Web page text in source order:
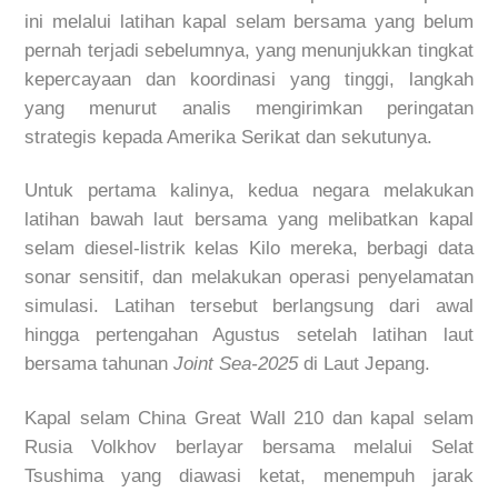
ini melalui latihan kapal selam bersama yang belum
pernah terjadi sebelumnya, yang menunjukkan tingkat
kepercayaan dan koordinasi yang tinggi, langkah
yang menurut analis mengirimkan peringatan
strategis kepada Amerika Serikat dan sekutunya.
Untuk pertama kalinya, kedua negara melakukan
latihan bawah laut bersama yang melibatkan kapal
selam diesel-listrik kelas Kilo mereka, berbagi data
sonar sensitif, dan melakukan operasi penyelamatan
simulasi. Latihan tersebut berlangsung dari awal
hingga pertengahan Agustus setelah latihan laut
bersama tahunanJoint Sea-2025di Laut Jepang.
Kapal selam China Great Wall 210 dan kapal selam
Rusia Volkhov berlayar bersama melalui Selat
Tsushima yang diawasi ketat, menempuh jarak